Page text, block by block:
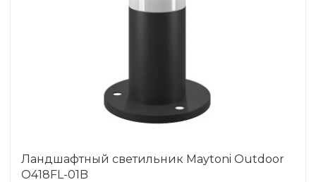
Ландшафтный светильник Maytoni Outdoor
O418FL-01B